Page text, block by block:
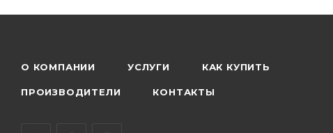
О КОМПАНИИ УСЛУГИ КАК КУПИТЬ
ПРОИЗВОДИТЕЛИ КОНТАКТЫ